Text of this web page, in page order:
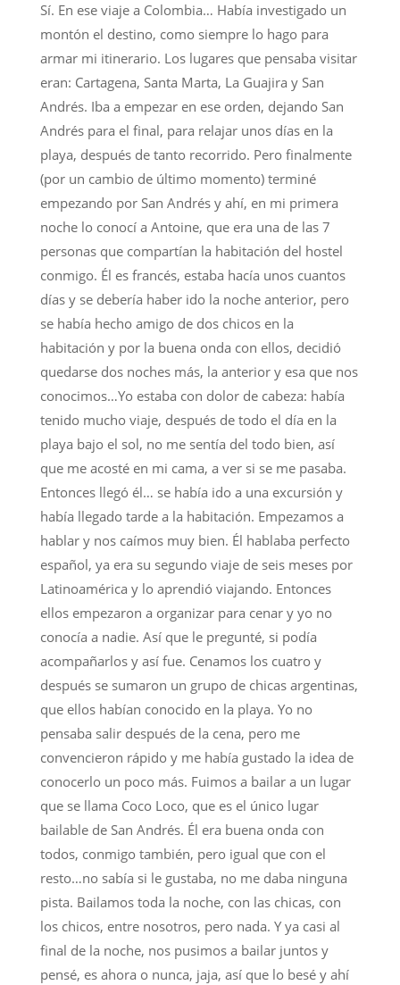
Sí. En ese viaje a Colombia… Había investigado un
montón el destino, como siempre lo hago para
armar mi itinerario. Los lugares que pensaba visitar
eran: Cartagena, Santa Marta, La Guajira y San
Andrés. Iba a empezar en ese orden, dejando San
Andrés para el final, para relajar unos días en la
playa, después de tanto recorrido. Pero finalmente
(por un cambio de último momento) terminé
empezando por San Andrés y ahí, en mi primera
noche lo conocí a Antoine, que era una de las 7
personas que compartían la habitación del hostel
conmigo. Él es francés, estaba hacía unos cuantos
días y se debería haber ido la noche anterior, pero
se había hecho amigo de dos chicos en la
habitación y por la buena onda con ellos, decidió
quedarse dos noches más, la anterior y esa que nos
conocimos…Yo estaba con dolor de cabeza: había
tenido mucho viaje, después de todo el día en la
playa bajo el sol, no me sentía del todo bien, así
que me acosté en mi cama, a ver si se me pasaba.
Entonces llegó él… se había ido a una excursión y
había llegado tarde a la habitación. Empezamos a
hablar y nos caímos muy bien. Él hablaba perfecto
español, ya era su segundo viaje de seis meses por
Latinoamérica y lo aprendió viajando. Entonces
ellos empezaron a organizar para cenar y yo no
conocía a nadie. Así que le pregunté, si podía
acompañarlos y así fue. Cenamos los cuatro y
después se sumaron un grupo de chicas argentinas,
que ellos habían conocido en la playa. Yo no
pensaba salir después de la cena, pero me
convencieron rápido y me había gustado la idea de
conocerlo un poco más. Fuimos a bailar a un lugar
que se llama Coco Loco, que es el único lugar
bailable de San Andrés. Él era buena onda con
todos, conmigo también, pero igual que con el
resto…no sabía si le gustaba, no me daba ninguna
pista. Bailamos toda la noche, con las chicas, con
los chicos, entre nosotros, pero nada. Y ya casi al
final de la noche, nos pusimos a bailar juntos y
pensé, es ahora o nunca, jaja, así que lo besé y ahí